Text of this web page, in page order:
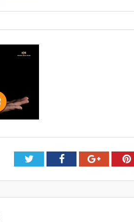
TwitterFacebookGoogle+